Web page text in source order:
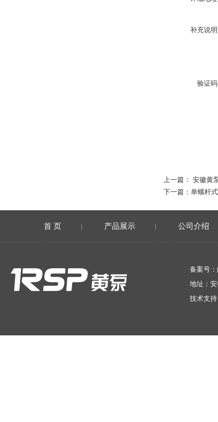
补充说
验证
上一篇： 安徽黄
下一篇： 单螺杆
首 页 | 产品展示 | 公司介绍
备案号：
地址：
技术支